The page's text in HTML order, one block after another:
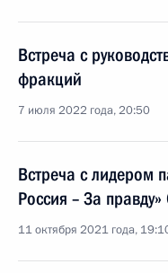
Встреча с
фракций
7 июля 2022 года, 20:50
Встреча с лидером
Россия – За
11 октября 2021 года,